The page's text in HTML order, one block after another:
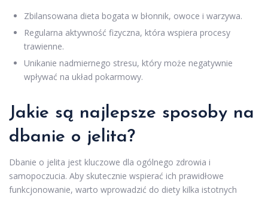
Zbilansowana dieta bogata w błonnik, owoce i warzywa.
Regularna aktywność fizyczna, która wspiera procesy
trawienne.
Unikanie nadmiernego stresu, który może negatywnie
wpływać na układ pokarmowy.
Jakie są najlepsze sposoby na
dbanie o jelita?
Dbanie o jelita jest kluczowe dla ogólnego zdrowia i
samopoczucia. Aby skutecznie wspierać ich prawidłowe
funkcjonowanie, warto wprowadzić do diety kilka istotnych